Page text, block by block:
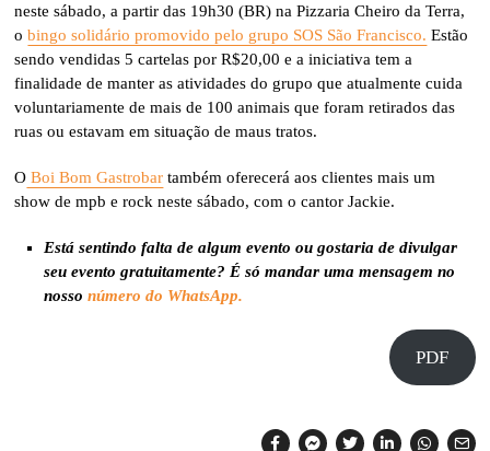
neste sábado, a partir das 19h30 (BR) na Pizzaria Cheiro da Terra,
obingo solidário promovido pelo grupo SOS São Francisco. Estão
sendo vendidas 5 cartelas por R$20,00 e a iniciativa tem a
finalidade de manter as atividades do grupo que atualmente cuida
voluntariamente de mais de 100 animais que foram retirados das
ruas ou estavam em situação de maus tratos.
O Boi Bom Gastrobar também oferecerá aos clientes mais um
show de mpb e rock neste sábado, com o cantor Jackie.
Está sentindo falta de algum evento ou gostaria de divulgar
seu evento gratuitamente? É só mandar uma mensagem no
nosso número do WhatsApp.
PDF